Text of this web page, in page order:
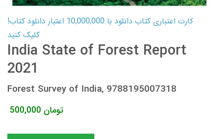
کارت اعتباری کتاب دانلود با 10,000,000 اعتبار دانلود کتاب!
کلیک کنید
India State of Forest Report
2021
Forest Survey of India, 9788195007318
500,000 تومان